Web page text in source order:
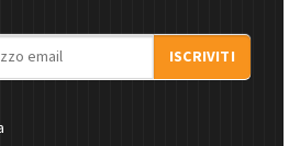
ISCRIVITI